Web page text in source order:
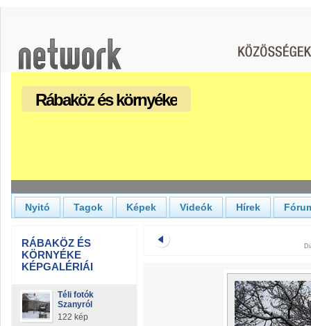
Rábaköz és környéke
Nyitó Tagok Képek Videók Hírek
RÁBAKÖZ ÉS
KÖRNYÉKE
KÉPGALÉRIÁI
Téli fotók
Szanyról
122 kép